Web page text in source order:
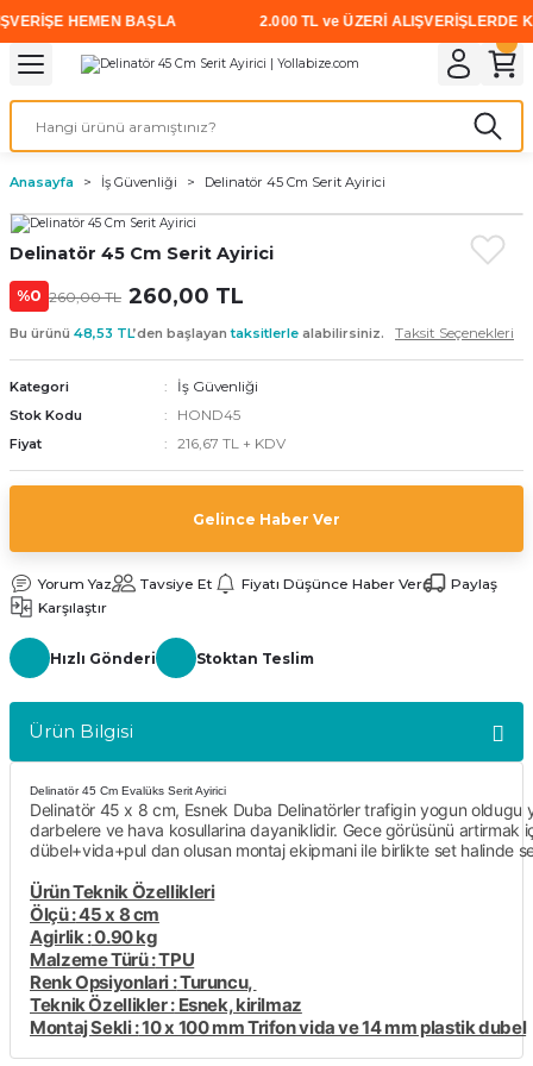
HEMEN BAŞLA 2.000 TL ve ÜZERİ ALIŞVERİŞLERDE
Akıllı Vidalar
Sunta Vidası
Akülü Vidalamalar
Elektrikli Matkaplar
Taşlamalar
Gaz Armatürleri
Mıknatıslar
Cırt Zımparalar
Anasayfa
İş Güvenliği Delinatör 45 Cm Serit Ayirici
Delinatör 45 Cm Serit Ayirici
%0 260,00 TL 260,00 TL
Bu ürünü 48,53 TL’den başlayantaksitlerle alabilirsiniz. Taksit Seçenekleri
Kategori İş Güvenliği
Stok Kodu HOND45
Fiyat 216,67 TL + KDV
Gelince Haber Ver
Yorum Yaz Tavsiye Et Fiyatı Düşünce Haber Ver
Paylaş
Karşılaştır
Hızlı Gönderi Stoktan Teslim
Ürün Bilgisi
Delinatör 45 Cm Evalüks Serit Ayirici
Delinatör 45 x 8 cm, Esnek Duba Delinatörler trafigin yogun
darbelere ve hava kosullarina dayaniklidir. Gece görüsünü
dübel+vida+pul dan olusan montaj ekipmani ile birlikte set halinde
Ürün Teknik Özellikleri
Ölçü :45 x 8 cm
Agirlik :0.90 kg
Malzeme Türü :TPU
Renk Opsiyonlari :Turuncu,
Teknik Özellikler :Esnek, kirilmaz
Montaj Sekli :10 x 100 mm Trifon vida ve 14 mm plastik dubel